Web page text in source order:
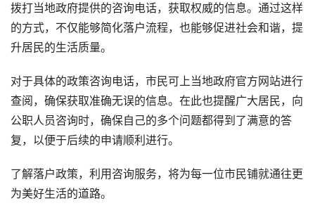
拨打当地政府提供的咨询电话，获取权威的信息。通过这样
的方式，不仅能够简化落户流程，也能够促进社会和谐，提
升居民的生活质量。
对于具体的政策咨询电话，市民可上当地政府官方网站进行
查阅，确保获取准确无误的信息。在此也提醒广大居民，向
公职人员咨询时，确保自己的多个问题都得到了满意的答
复，以便于后续的申请顺利进行。
了解落户政策，利用咨询服务，将为每一位市民铺就通往更
为美好生活的道路。